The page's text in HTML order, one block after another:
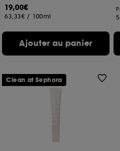
19,00€
63,33€ / 100ml
Ajouter au panier
Clean at Sephora